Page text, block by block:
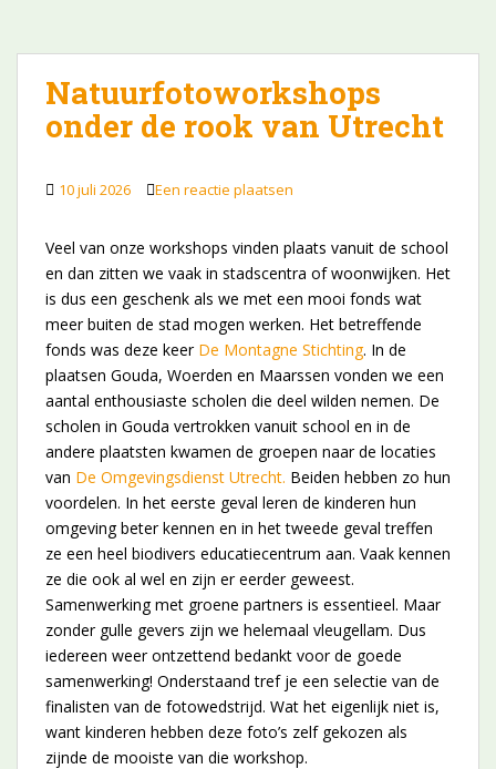
Natuurfotoworkshops
onder de rook van Utrecht
10 juli 2026 Een reactie plaatsen
Veel van onze workshops vinden plaats vanuit de school
en dan zitten we vaak in stadscentra of woonwijken. Het
is dus een geschenk als we met een mooi fonds wat
meer buiten de stad mogen werken. Het betreffende
fonds was deze keer De Montagne Stichting. In de
plaatsen Gouda, Woerden en Maarssen vonden we een
aantal enthousiaste scholen die deel wilden nemen. De
scholen in Gouda vertrokken vanuit school en in de
andere plaatsten kwamen de groepen naar de locaties
van De Omgevingsdienst Utrecht. Beiden hebben zo hun
voordelen. In het eerste geval leren de kinderen hun
omgeving beter kennen en in het tweede geval treffen
ze een heel biodivers educatiecentrum aan. Vaak kennen
ze die ook al wel en zijn er eerder geweest.
Samenwerking met groene partners is essentieel. Maar
zonder gulle gevers zijn we helemaal vleugellam. Dus
iedereen weer ontzettend bedankt voor de goede
samenwerking! Onderstaand tref je een selectie van de
finalisten van de fotowedstrijd. Wat het eigenlijk niet is,
want kinderen hebben deze foto’s zelf gekozen als
zijnde de mooiste van die workshop.